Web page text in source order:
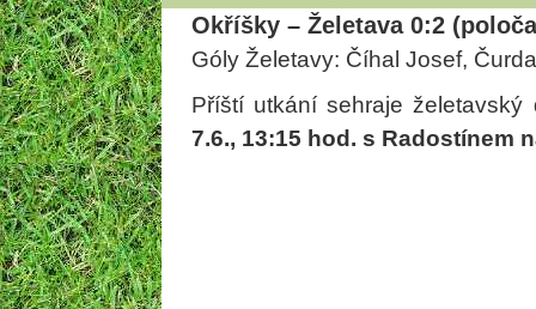
Okříšky – Želetava 0:2
Góly Želetavy: Číhal Josef,
Příští utkání sehraje
7.6., 13:15 hod. s Radostínem